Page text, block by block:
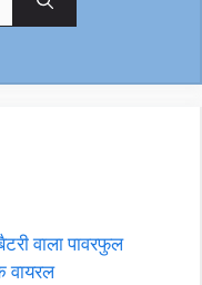
वाला पावरफुल